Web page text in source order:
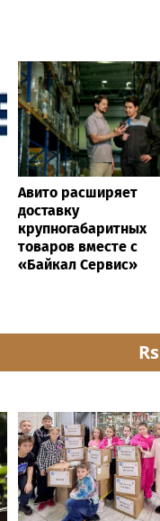
Авито расширяет
доставку
крупногабаритных
товаров вместе с
«Байкал Сервис»